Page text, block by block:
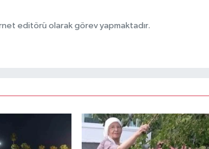
editörü olarak görev yapmaktadır.